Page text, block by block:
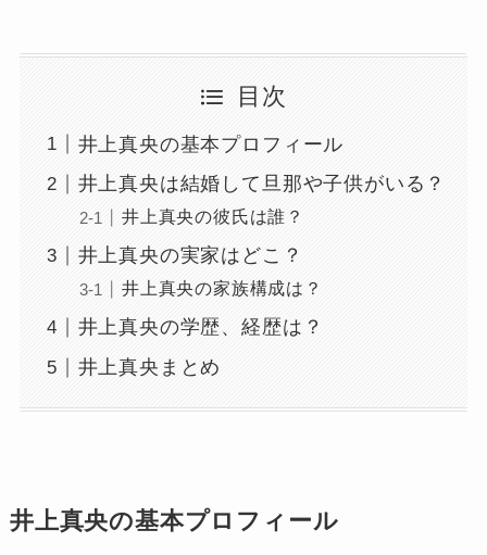
目次
井上真央の基本プロフィール
井上真央は結婚して旦那や子供がいる？
井上真央の彼氏は誰？
井上真央の実家はどこ？
井上真央の家族構成は？
井上真央の学歴、経歴は？
井上真央まとめ
井上真央の基本プロフィール